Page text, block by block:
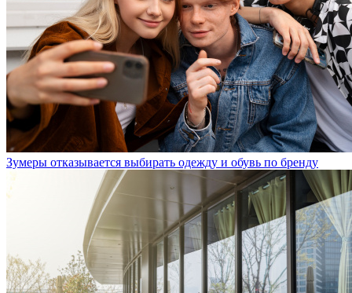
Зумеры отказывается выбирать одежду и обувь по бренду